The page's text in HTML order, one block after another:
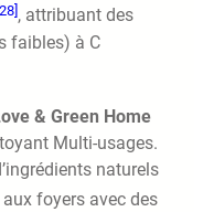
, attribuant des
faibles) à C
& Green Home
Multi-usages.
naturels
foyers avec des